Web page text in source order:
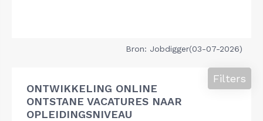
Bron: Jobdigger(03-07-2026)
ONTWIKKELING ONLINE
ONTSTANE VACATURES NAAR
OPLEIDINGSNIVEAU
Filters